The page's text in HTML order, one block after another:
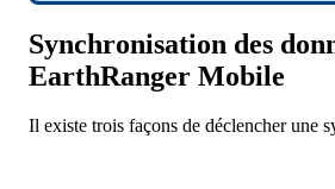
Synchronisation des
EarthRanger Mobile
Il existe trois façons de déclencher une